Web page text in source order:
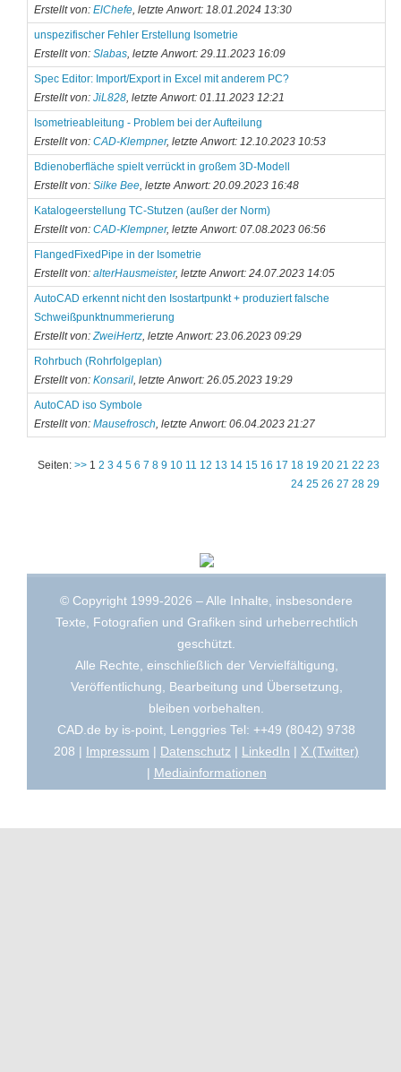
Erstellt von: ElChefe, letzte Anwort: 18.01.2024 13:30
unspezifischer Fehler Erstellung Isometrie
Erstellt von: Slabas, letzte Anwort: 29.11.2023 16:09
Spec Editor: Import/Export in Excel mit anderem PC?
Erstellt von: JiL828, letzte Anwort: 01.11.2023 12:21
Isometrieableitung - Problem bei der Aufteilung
Erstellt von: CAD-Klempner, letzte Anwort: 12.10.2023 10:53
Bdienoberfläche spielt verrückt in großem 3D-Modell
Erstellt von: Silke Bee, letzte Anwort: 20.09.2023 16:48
Katalogeerstellung TC-Stutzen (außer der Norm)
Erstellt von: CAD-Klempner, letzte Anwort: 07.08.2023 06:56
FlangedFixedPipe in der Isometrie
Erstellt von: alterHausmeister, letzte Anwort: 24.07.2023 14:05
AutoCAD erkennt nicht den Isostartpunkt + produziert falsche
Schweißpunktnummerierung
Erstellt von: ZweiHertz, letzte Anwort: 23.06.2023 09:29
Rohrbuch (Rohrfolgeplan)
Erstellt von: Konsaril, letzte Anwort: 26.05.2023 19:29
AutoCAD iso Symbole
Erstellt von: Mausefrosch , letzte Anwort: 06.04.2023 21:27
Seiten: >> 1 2 3 4 5 6 7 8 9 10 11 12 13 14 15 16 17 18 19 20 21 22 23
24 25 26 27 28 29
© Copyright 1999-2026 – Alle Inhalte, insbesondere
Texte, Fotografien und Grafiken sind urheberrechtlich
geschützt.
Alle Rechte, einschließlich der Vervielfältigung,
Veröffentlichung, Bearbeitung und Übersetzung,
bleiben vorbehalten.
CAD.de by is-point, Lenggries Tel: ++49 (8042) 9738
208 | Impressum | Datenschutz | LinkedIn | X (Twitter)
| Mediainformationen